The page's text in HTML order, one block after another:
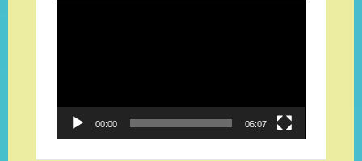
00:00 06:07